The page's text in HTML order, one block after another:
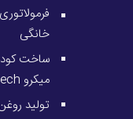
خانگی
میکرو Nano Tech
تولید